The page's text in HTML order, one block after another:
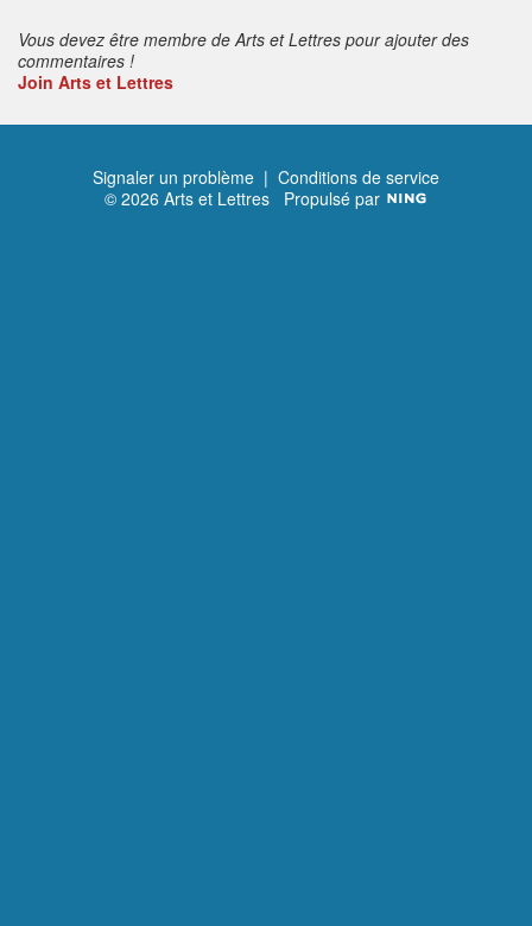
Vous devez être membre de Arts et Lettres pour ajouter des
commentaires !
Join Arts et Lettres
Signaler un problème | Conditions de service
© 2026 Arts et Lettres Propulsé par